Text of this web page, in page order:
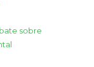
sobre